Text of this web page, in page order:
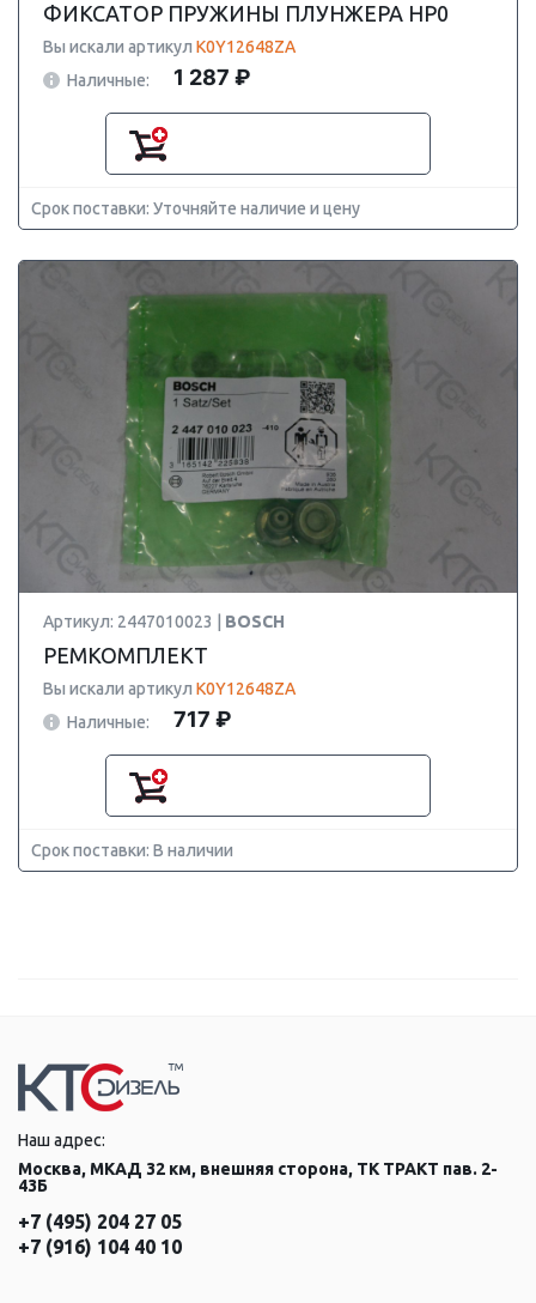
ФИКСАТОР ПРУЖИНЫ ПЛУНЖЕРА HP0
Вы искали артикул K0Y12648ZA
Наличные:
1 287 ₽
Срок поставки: Уточняйте наличие и цену
Артикул: 2447010023 | BOSCH
РЕМКОМПЛЕКТ
Вы искали артикул K0Y12648ZA
Наличные:
717 ₽
Срок поставки: В наличии
Наш адрес:
Москва, МКАД 32 км, внешняя сторона, ТК ТРАКТ пав. 2-
43Б
+7 (495) 204 27 05
+7 (916) 104 40 10